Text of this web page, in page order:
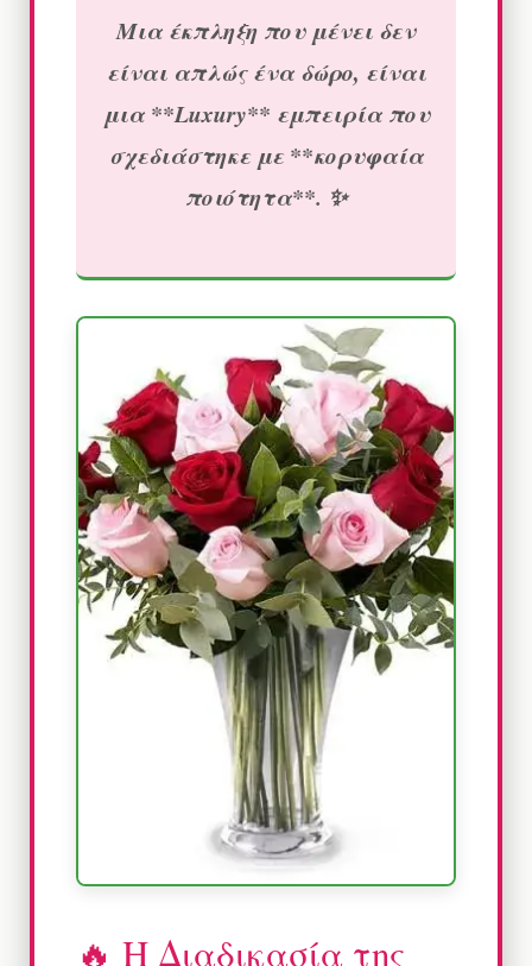
Μια έκπληξη που μένει δεν
είναι απλώς ένα δώρο, είναι
μια **Luxury** εμπειρία που
σχεδιάστηκε με **κορυφαία
ποιότητα**. ✨
🔥 Η Διαδικασία της